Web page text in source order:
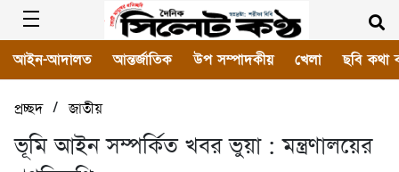
আইন-আদালত আন্তর্জাতিক উপ সম্পাদকীয় খেলা ছবি কথা
প্রচ্ছদ/জাতীয়
ভূমি আইন সম্পর্কিত খবর ভুয়া : মন্ত্রণালয়ের